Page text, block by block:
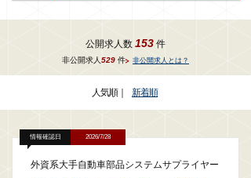
公開求人数 153 件
非公開求人529 件 非公開求人とは？
人気順｜ 新着順
情報確認日 2026/7/28
外資系大手自動車部品システムサプライヤー